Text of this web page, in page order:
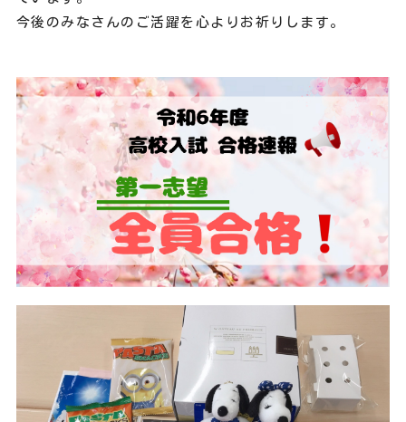
今後のみなさんのご活躍を心よりお祈りします。